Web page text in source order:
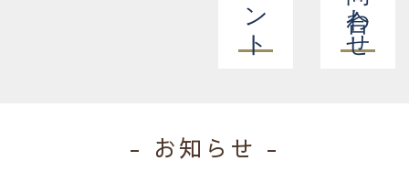
- お知らせ -